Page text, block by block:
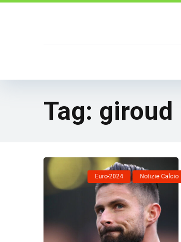
Tag: giroud
Euro-2024 Notizie Calcio